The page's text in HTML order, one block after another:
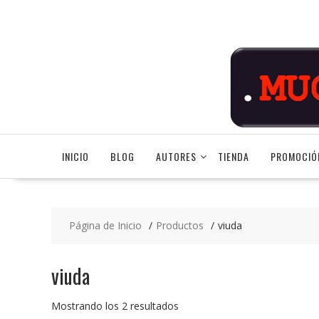
INICIO BLOG AUTORES TIENDA
Página de Inicio Productos viuda
viuda
Mostrando los 2 resultados